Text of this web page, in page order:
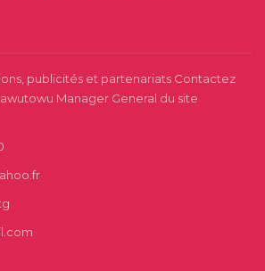
publicités et partenariats Contactez
Manager General du site